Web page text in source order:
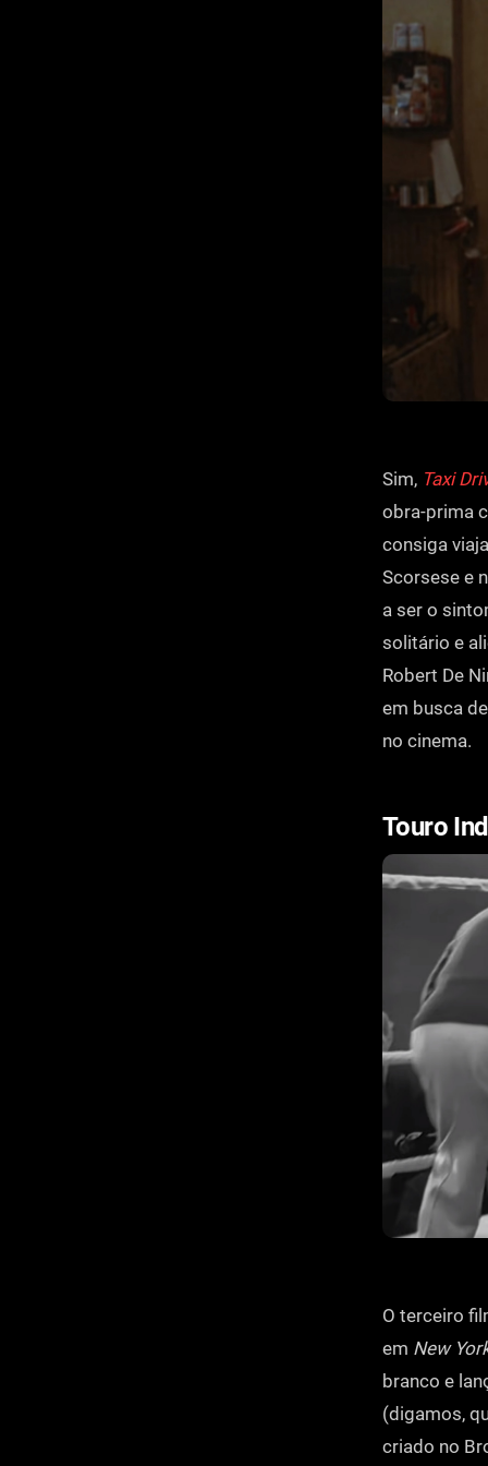
Sim, Taxi
obra-prima
consiga
Scorsese e
a ser o
solitário e
Robert De
em busca
no cinema.
Touro
O terceiro
em New
branco e
(digamos,
criado no